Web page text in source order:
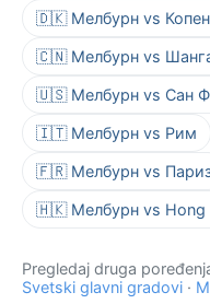
🇩🇰 Мелбурн vs
🇨🇳 Мелбурн vs
🇺🇸 Мелбурн vs Сан
🇮🇹 Мелбурн vs Рим
🇫🇷 Мелбурн vs
🇭🇰 Мелбурн vs Hong
Pregledaj druga
Svetski glavni gradovi ·